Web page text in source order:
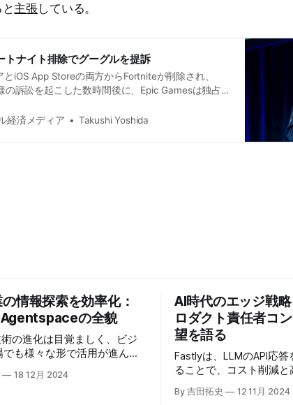
主張している。
トナイト排除でグーグルを提訴
とiOS App Storeの両方からFortniteが削除され、
の訴訟を起こした数時間後に、Epic Gamesは独占禁
経済メディア
Takushi Yoshida
情報探索を効率化：
の全貌
の進化は目覚ましく、ビジ
でも様々な形で活用が進んで
ような中、Google Cloudが新
Google Agentspaceは、い
18 12月 2024
AI時代のエッジ戦
ロダクト責任者コ
望を語る
Fastlyは、LLMのAPI応
ることで、コスト削減と
る「Fastly AI
した。キップ・コンプト
By 吉田拓史 12 11月 2024